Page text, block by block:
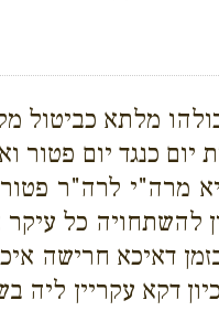
מלתא כביטול
כנגד יום פטור
מרה"י לרה"ר
כל
דאיכא חרישה
דקא עקריין